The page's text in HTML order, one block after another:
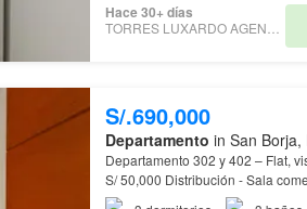
Hace 30+ días
TORRES LUXARDO AGENCIA INMOBILIARIA
S/.690,000
Departamento in San
Departamento 302 y 402 – Flat,
S/ 50,000 Distribución - Sala comedor con excelente iluminación San Luis Además,
estarás muy cerca de: - Jockey